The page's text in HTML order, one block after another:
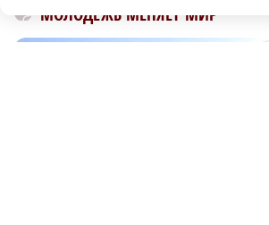
МОЛОДЕЖЬ МЕНЯЕТ МИР